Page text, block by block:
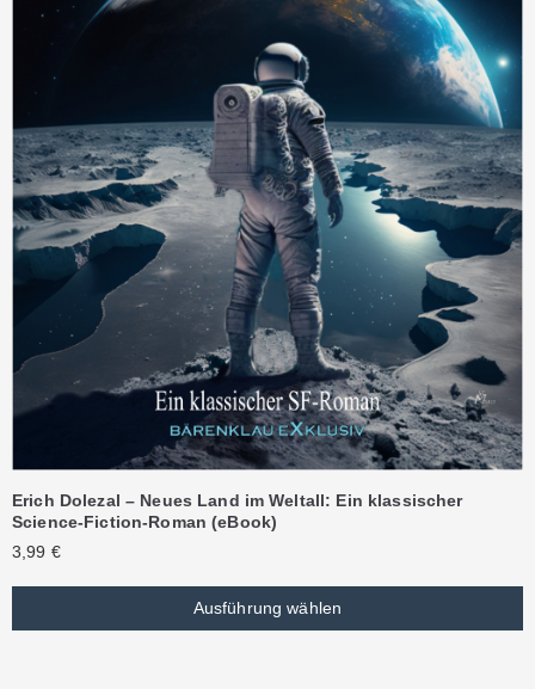
Erich Dolezal – Neues Land im Weltall: Ein klassischer
Science-Fiction-Roman (eBook)
3,99 €
Ausführung wählen